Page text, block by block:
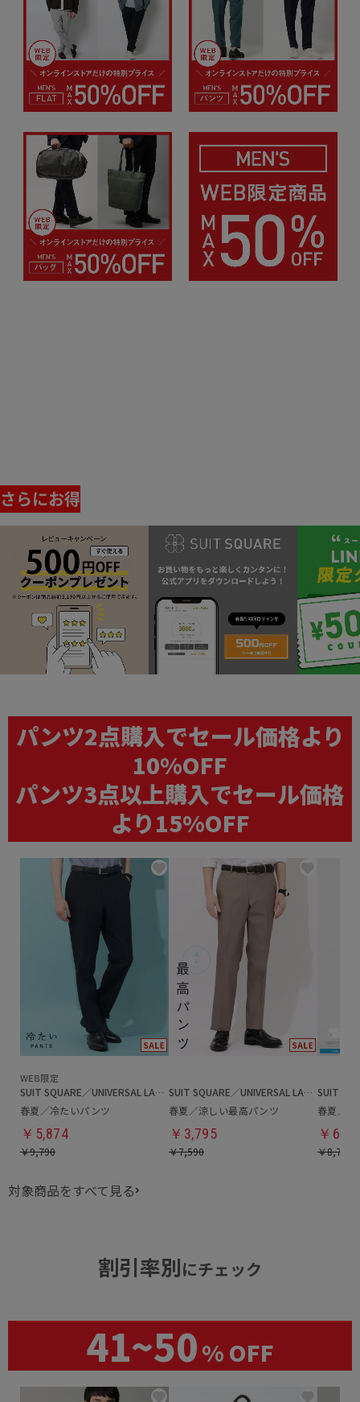
さらにお得
パンツ2点購入でセール価格より
10%OFF
パンツ3点以上購入でセール価格
より15%OFF
SUIT SQUARE／UNIVERSAL LANGUAGE
春夏／冷たいパンツ
￥5,874
￥9,790
SUIT SQUARE／UNIVERSAL LANGUAGE
春夏／涼しい最高パンツ
￥3,795
￥7,590
春夏／
￥
￥8,789
対象商品をすべて見る
割引率別にチェック
41~50% OFF